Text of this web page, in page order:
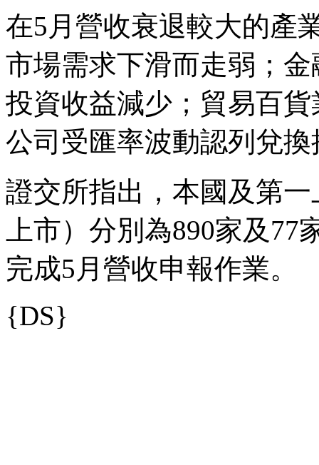
在5月營收衰退較大的產
市場需求下滑而走弱；
投資收益減少；貿易百
公司受匯率波動認列兌
證交所指出，本國及第
上市）分別為890家及
完成5月營收申報作業。
{DS}